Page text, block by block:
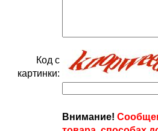
Код с
картинки:
Внимание!